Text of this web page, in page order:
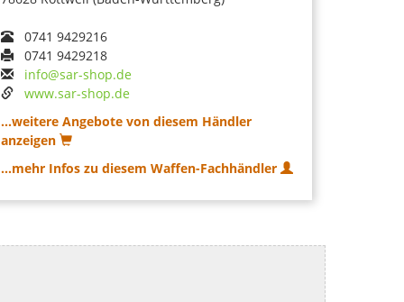
0741 9429216
0741 9429218
info@sar-shop.de
www.sar-shop.de
...weitere Angebote von diesem Händler
anzeigen
...mehr Infos zu diesem Waffen-Fachhändler